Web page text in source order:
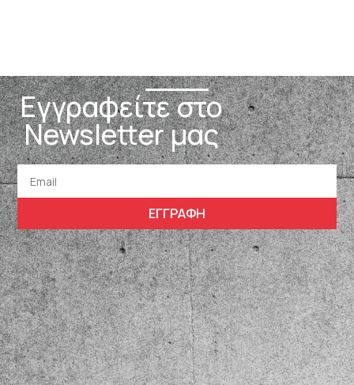
Εγγραφείτε στο
Newsletter μας
ΕΓΓΡΑΦΗ